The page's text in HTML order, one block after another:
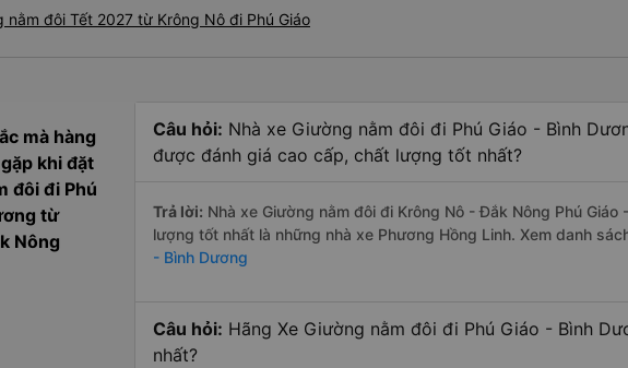
nằm đôi Tết 2027 từ Krông Nô đi Phú Giáo
mà hàng
khi đặt
đôi đi Phú
từ
Nông
Câu hỏi: Nhà xe Giường nằm đôi đi Phú Giáo - Bình
được đánh giá cao cấp, chất lượng tốt nhất?
Trả lời: Nhà xe Giường nằm đôi đi Krông Nô - Đắk Nông Phú
lượng tốt nhất là những nhà xe Phương Hồng Linh. Xem danh
- Bình Dương
Câu hỏi: Hãng Xe Giường nằm đôi đi Phú Giáo - Bình
nhất?